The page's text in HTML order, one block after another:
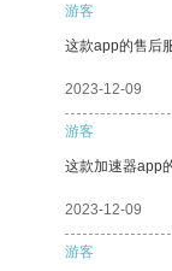
游客
这款app的售后
2023-12-09
游客
这款加速器app
2023-12-09
游客